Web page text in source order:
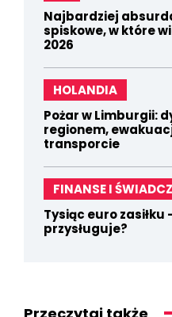
Najbardziej
spiskowe, w które
2026
HOLANDIA
Pożar w Limburgii:
regionem,
transporcie
FINANSE I
Tysiąc euro zasiłku
przysługuje?